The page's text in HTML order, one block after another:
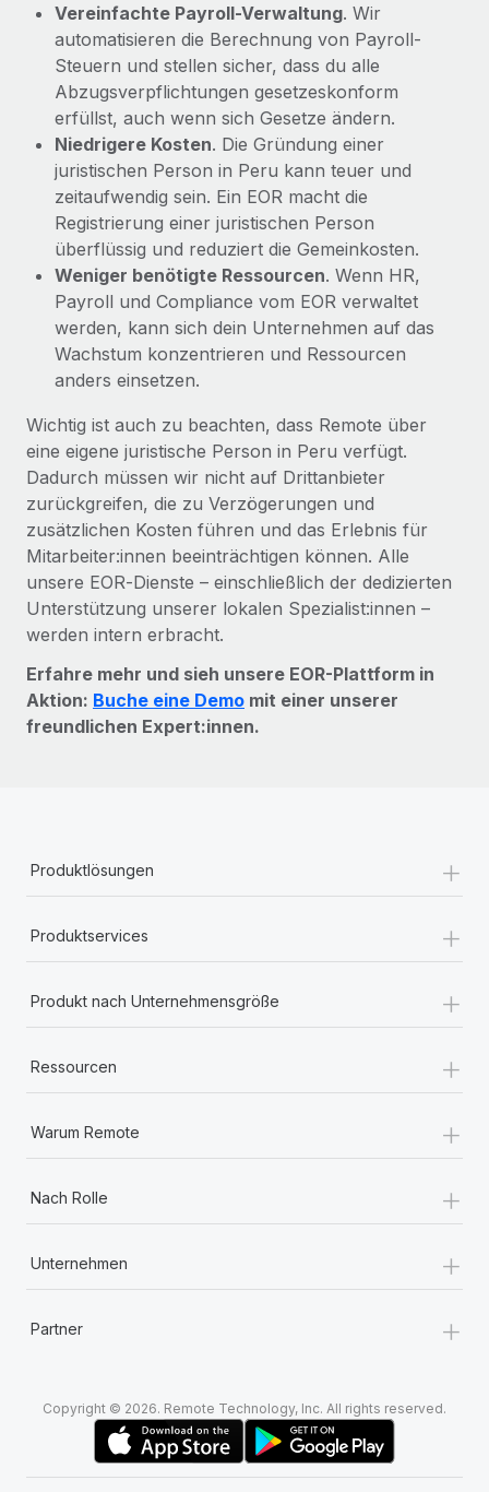
Vereinfachte Payroll-Verwaltung. Wir
automatisieren die Berechnung von Payroll-
Steuern und stellen sicher, dass du alle
Abzugsverpflichtungen gesetzeskonform
erfüllst, auch wenn sich Gesetze ändern.
Niedrigere Kosten. Die Gründung einer
juristischen Person in Peru kann teuer und
zeitaufwendig sein. Ein EOR macht die
Registrierung einer juristischen Person
überflüssig und reduziert die Gemeinkosten.
Weniger benötigte Ressourcen. Wenn HR,
Payroll und Compliance vom EOR verwaltet
werden, kann sich dein Unternehmen auf das
Wachstum konzentrieren und Ressourcen
anders einsetzen.
Wichtig ist auch zu beachten, dass Remote über
eine eigene juristische Person in Peru verfügt.
Dadurch müssen wir nicht auf Drittanbieter
zurückgreifen, die zu Verzögerungen und
zusätzlichen Kosten führen und das Erlebnis für
Mitarbeiter:innen beeinträchtigen können. Alle
unsere EOR‑Dienste – einschließlich der dedizierten
Unterstützung unserer lokalen Spezialist:innen –
werden intern erbracht.
Erfahre mehr und sieh unsere EOR-Plattform in
Aktion: Buche eine Demo mit einer unserer
freundlichen Expert:innen.
Produktlösungen +
Produktservices +
Produkt nach Unternehmensgröße +
Ressourcen +
Warum Remote +
Nach Rolle +
Unternehmen +
Partner +
Copyright © 2026. Remote Technology, Inc. All rights reserved.